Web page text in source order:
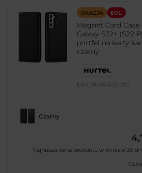
OKAZJA EOL
Magnet Card
Galaxy S22+ (S22
portfel na karty
czarny
EAN: 9145576251300
Czarny
Najniższa cena produktu w okresie 30